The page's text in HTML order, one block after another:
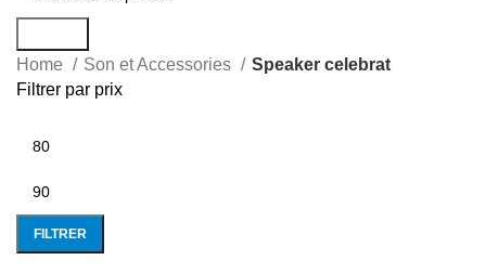
Home
Son et Accessories
Speaker celebrat
Filtrer par prix
FILTRER